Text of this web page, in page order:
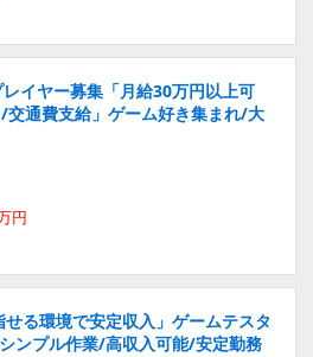
イヤー募集「月給30万円以上可
通費支給」ゲーム好き集まれ/大
円
せる環境で安定収入」ゲームテスタ
ンプル作業/高収入可能/安定勤務